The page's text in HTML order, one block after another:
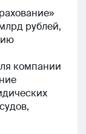
рублей‚
компании